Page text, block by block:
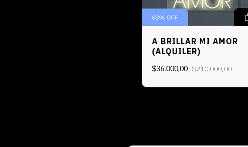
83% OFF
A BRILLAR MI AMOR
(ALQUILER)
$36.000,00 $210.000,00